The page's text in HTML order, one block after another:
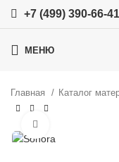
+7 (499) 390-66-41
МЕНЮ
Главная Каталог